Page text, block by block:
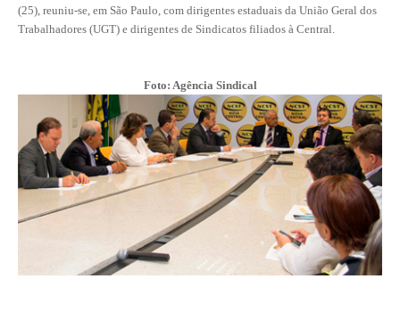
TRANSPARÊNCIA
CONSULTORIA
ACORDOS, CONVENÇÕES E DISSÍDIOS
CONTRIBUIÇÕES
CONTRIBUIÇÃO ASSISTENCIAL
CONTRIBUIÇÃO ASSOCIATIVA OU ANUIDADE DE SÓCIO
(25), reuniu-se, em São Paulo, com dirigentes estaduais da União Geral dos
Trabalhadores (UGT) e dirigentes de Sindicatos filiados à Central.
Foto: Agência Sindical